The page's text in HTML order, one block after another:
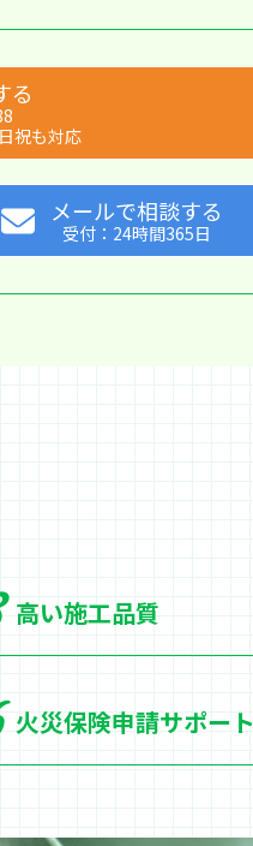
る
祝も対応
メールで相談する
受付：24時間365日
高い施工品質
火災保険申請サポート